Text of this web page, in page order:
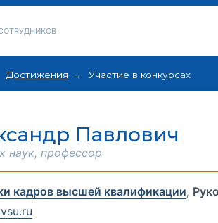
Достижения Участие в конкурсах
Павлович
наук, профессор
кадров высшей квалификации,